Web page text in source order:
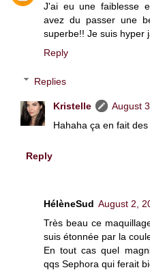
J'ai eu une faiblesse
avez du passer une
superbe!! Je suis hyper
Reply
Replies
Kristelle
August
Hahaha ça en fait
Reply
HélèneSud August 2,
Très beau ce
suis étonnée par la
En tout cas quel
qqs Sephora qui ferait